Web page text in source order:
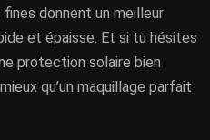
donnent un meilleur
et épaisse. Et si tu hésites
protection solaire bien
qu’un maquillage parfait